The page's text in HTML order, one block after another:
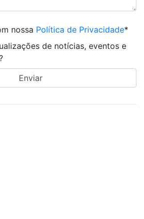
nossa Política de Privacidade*
de notícias, eventos e